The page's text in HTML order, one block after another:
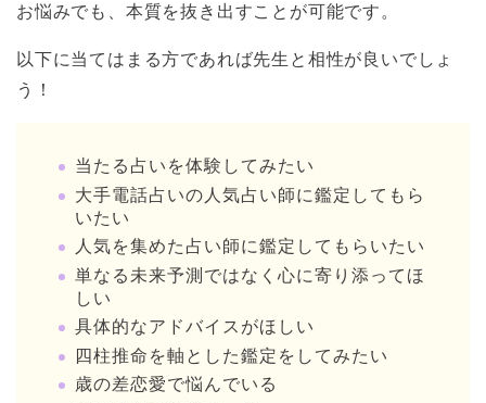
お悩みでも、本質を抜き出すことが可能です。
以下に当てはまる方であれば先生と相性が良いでしょ
う！
当たる占いを体験してみたい
大手電話占いの人気占い師に鑑定してもら
いたい
人気を集めた占い師に鑑定してもらいたい
単なる未来予測ではなく心に寄り添ってほ
しい
具体的なアドバイスがほしい
四柱推命を軸とした鑑定をしてみたい
歳の差恋愛で悩んでいる